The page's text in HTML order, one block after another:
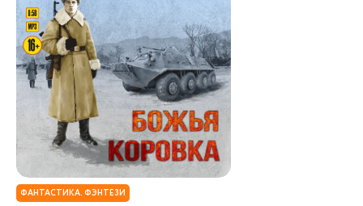
ФАНТАСТИКА. ФЭНТЕЗИ